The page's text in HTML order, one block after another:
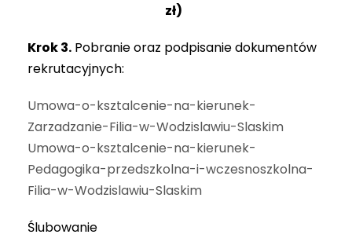
zł)
Krok 3. Pobranie oraz podpisanie dokumentów
rekrutacyjnych:
Umowa-o-ksztalcenie-na-kierunek-
Zarzadzanie-Filia-w-Wodzislawiu-Slaskim
Umowa-o-ksztalcenie-na-kierunek-
Pedagogika-przedszkolna-i-wczesnoszkolna-
Filia-w-Wodzislawiu-Slaskim
Ślubowanie